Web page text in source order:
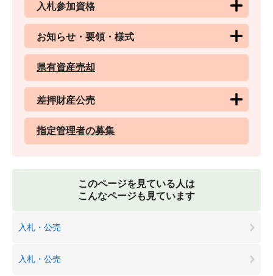
入札参加資格
お知らせ・要領・様式
県有資産売却
差押財産公売
指定管理者の募集
このページを見ている人は
こんなページも見ています
入札・公売
入札・公売